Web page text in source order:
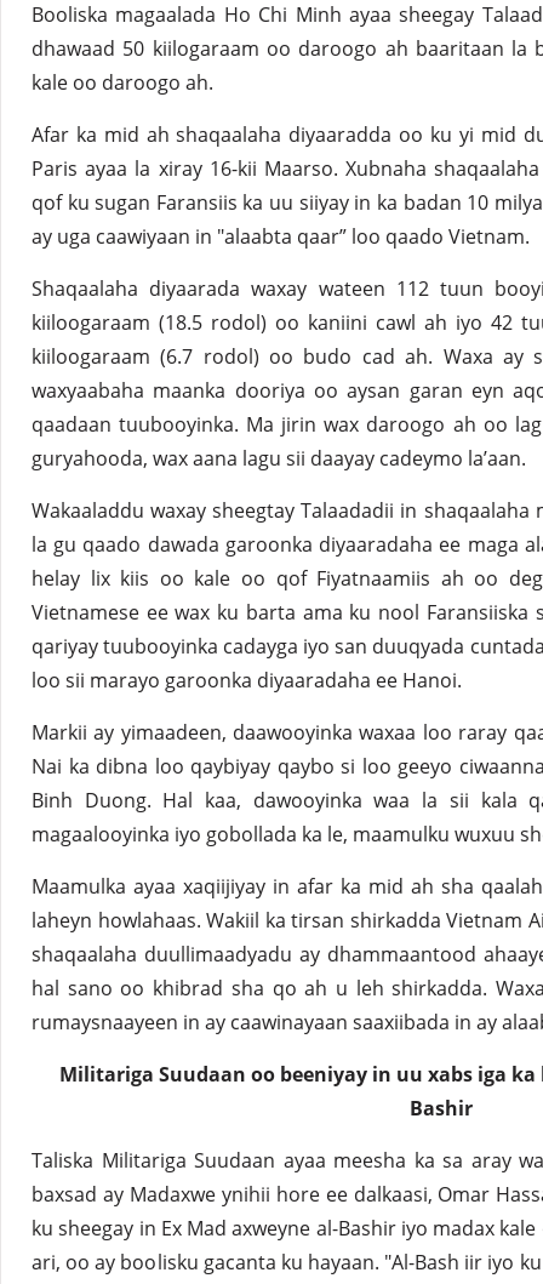
Booliska magaalada Ho Chi Minh ayaa sheegay
dhawaad ​​50 kiilogaraam oo daroogo ah baaritaan la
kale oo daroogo ah.
Afar ka mid ah shaqaalaha diyaaradda oo ku yi mid
Paris ayaa la xiray 16-kii Maarso. Xubnaha
qof ku sugan Faransiis ka uu siiyay in ka badan 10
ay uga caawiyaan in "alaabta qaar” loo qaado Vietnam.
Shaqaalaha diyaarada waxay wateen 112 tuun
kiiloogaraam (18.5 rodol) oo kaniini cawl ah iyo 42
kiiloogaraam (6.7 rodol) oo budo cad ah. Waxa ay
waxyaabaha maanka dooriya oo aysan garan eyn
qaadaan tuubooyinka. Ma jirin wax daroogo ah oo
guryahooda, wax aana lagu sii daayay cadeymo la’aan.
Wakaaladdu waxay sheegtay Talaadadii in
la gu qaado dawada garoonka diyaaradaha ee maga
helay lix kiis oo kale oo qof Fiyatnaamiis ah oo
Vietnamese ee wax ku barta ama ku nool Faransiiska
qariyay tuubooyinka cadayga iyo san duuqyada
loo sii marayo garoonka diyaaradaha ee Hanoi.
Markii ay yimaadeen, daawooyinka waxaa loo raray
Nai ka dibna loo qaybiyay qaybo si loo geeyo
Binh Duong. Hal kaa, dawooyinka waa la sii kala
magaalooyinka iyo gobollada ka le, maamulku wuxuu
Maamulka ayaa xaqiijiyay in afar ka mid ah sha
laheyn howlahaas. Wakiil ka tirsan shirkadda Vietnam
shaqaalaha duullimaadyadu ay dhammaantood
hal sano oo khibrad sha qo ah u leh shirkadda.
rumaysnaayeen in ay caawinayaan saaxiibada in ay
Militariga Suudaan oo beeniyay in uu xabs iga ka
Bashir
Taliska Militariga Suudaan ayaa meesha ka sa aray
baxsad ay Madaxwe ynihii hore ee dalkaasi, Omar
ku sheegay in Ex Mad axweyne al-Bashir iyo madax
ari, oo ay boolisku gacanta ku hayaan. "Al-Bash iir iyo